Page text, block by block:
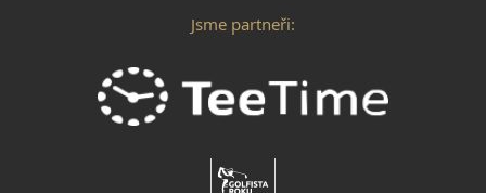
Jsme partneři: